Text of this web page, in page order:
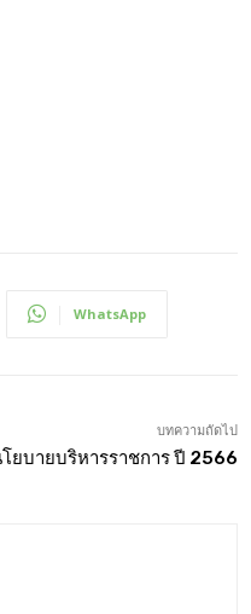
WhatsApp
บทความถัดไป
ยบายบริหารราชการ ปี 2566